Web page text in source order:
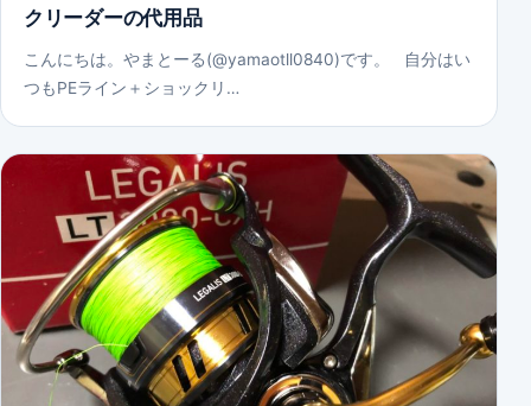
クリーダーの代用品
こんにちは。やまとーる(@yamaotll0840)です。 自分はい
つもPEライン＋ショックリ…